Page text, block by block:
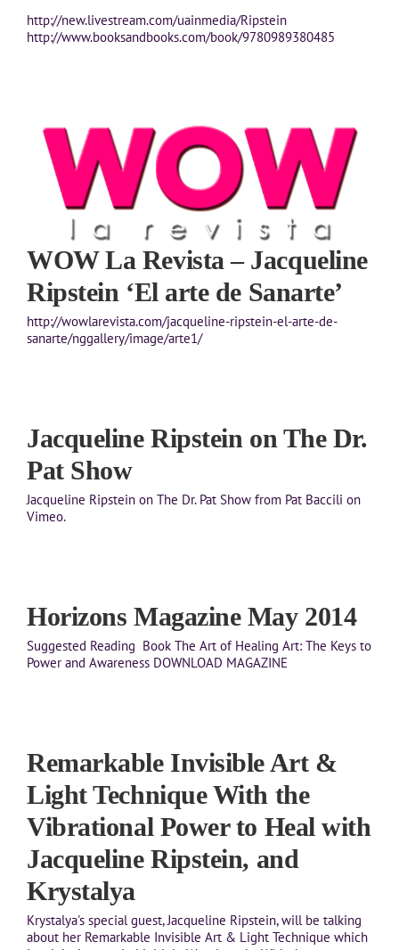
http://new.livestream.com/uainmedia/Ripstein
http://www.booksandbooks.com/book/9780989380485
WOW La Revista – Jacqueline
Ripstein ‘El arte de Sanarte’
http://wowlarevista.com/jacqueline-ripstein-el-arte-de-
sanarte/nggallery/image/arte1/
Jacqueline Ripstein on The Dr.
Pat Show
Jacqueline Ripstein on The Dr. Pat Show from Pat Baccili on
Vimeo.
Horizons Magazine May 2014
Suggested Reading Book The Art of Healing Art: The Keys to
Power and Awareness DOWNLOAD MAGAZINE
Remarkable Invisible Art &
Light Technique With the
Vibrational Power to Heal with
Jacqueline Ripstein, and
Krystalya
Krystalya's special guest, Jacqueline Ripstein, will be talking
about her Remarkable Invisible Art & Light Technique which